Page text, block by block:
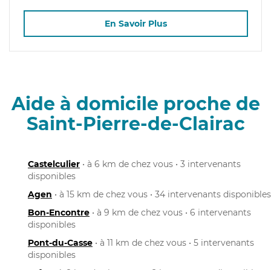
En Savoir Plus
Aide à domicile proche de
Saint-Pierre-de-Clairac
Castelculier • à 6 km de chez vous • 3 intervenants
disponibles
Agen • à 15 km de chez vous • 34 intervenants disponibles
Bon-Encontre • à 9 km de chez vous • 6 intervenants
disponibles
Pont-du-Casse • à 11 km de chez vous • 5 intervenants
disponibles